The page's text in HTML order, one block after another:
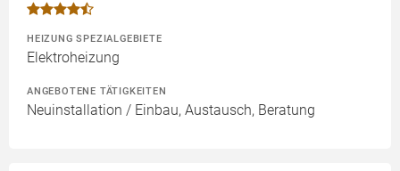
HEIZUNG SPEZIALGEBIETE
Elektroheizung
ANGEBOTENE TÄTIGKEITEN
Neuinstallation / Einbau, Austausch, Beratung